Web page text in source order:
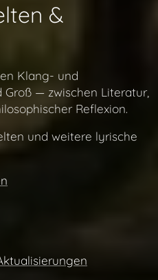
&
Klang- und
— zwischen Literatur,
Reflexion.
und weitere lyrische